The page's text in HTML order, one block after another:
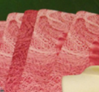
自分らしくマイペー
女性が増える社会へ
おすすめページ
ロミロミスクールにご興
方へ、ロミロミ施術体験
ル相談会のご案内